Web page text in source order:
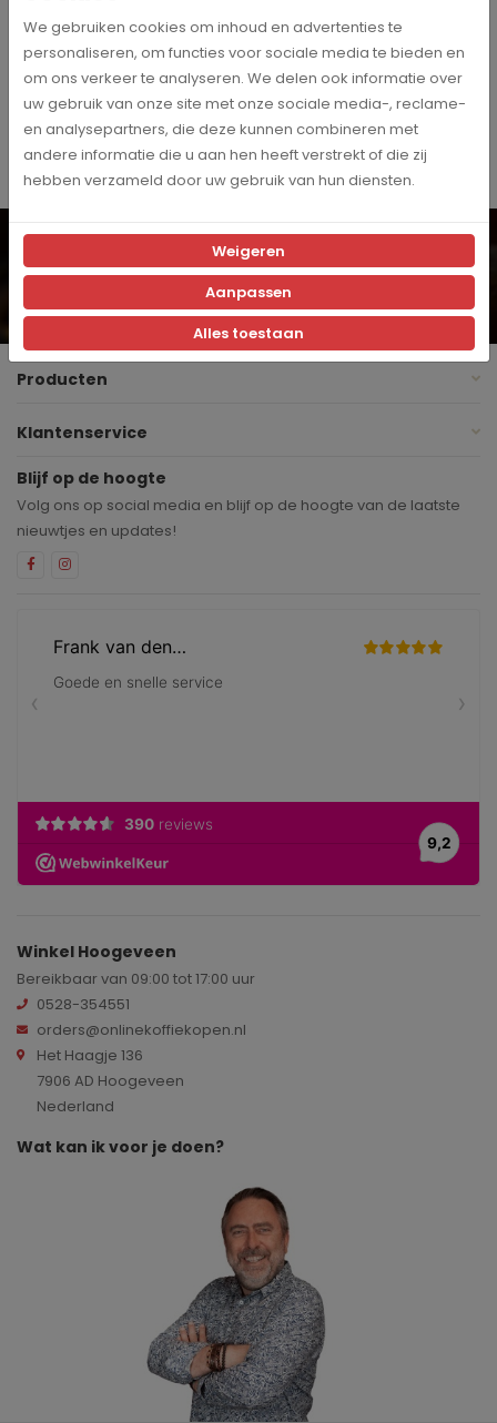
Aantal thee zakjes 12
Wil je op de hoogte blijven? Schrijf je dan in voor onze
Ja, ik schrijf me in voor de maandelijkse marketingpromoties
Producten
Klantenservice
Blijf op de hoogte
Volg ons op social media en blijf op de hoogte van de laatste
nieuwtjes en updates!
Winkel Hoogeveen
Bereikbaar van 09:00 tot 17:00 uur
0528-354551
orders@onlinekoffiekopen.nl
Het Haagje 136
7906 AD Hoogeveen
Nederland
Wat kan ik voor je doen?
We gebruiken cookies om inhoud en advertenties te
personaliseren, om functies voor sociale media te bieden en
om ons verkeer te analyseren. We delen ook informatie over
uw gebruik van onze site met onze sociale media-, reclame-
en analysepartners, die deze kunnen combineren met
andere informatie die u aan hen heeft verstrekt of die zij
hebben verzameld door uw gebruik van hun diensten.
Weigeren
Aanpassen
Alles toestaan